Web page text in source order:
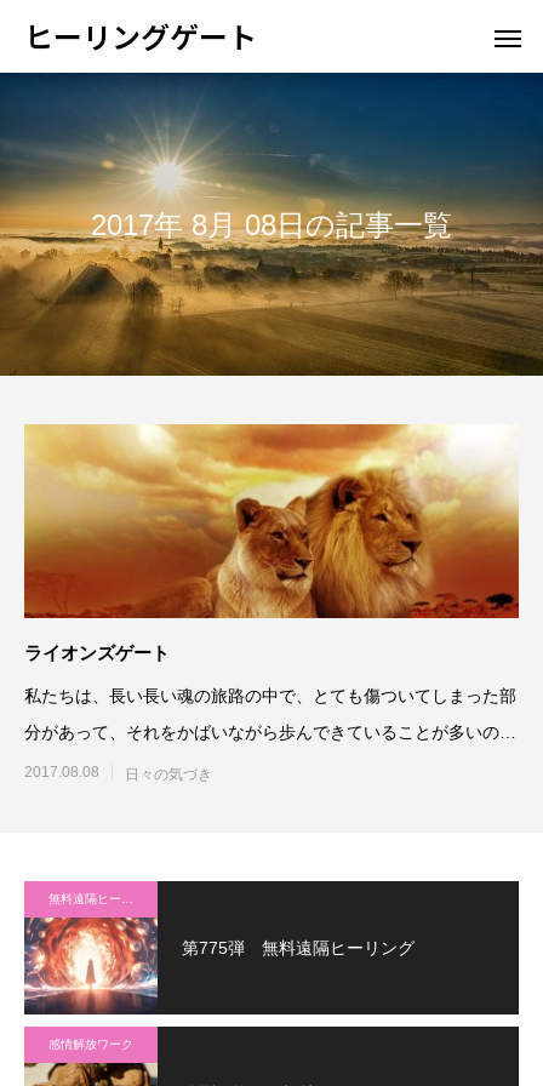
ヒーリングゲート
2017年 8月 08日の記事一覧
ライオンズゲート
私たちは、長い長い魂の旅路の中で、とても傷ついてしまった部
分があって、それをかばいながら歩んできていることが多いの
で、今、しっかりその傷を根
2017.08.08 日々の気づき
第775弾 無料遠隔ヒーリング
感情解放ワーク